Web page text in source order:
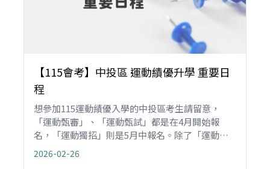
【115會考】中投區 運動績優升學 重要日
程
想參加115運動績優入學的中投區考生請留意，
「運動甄審」、「運動甄試」都是在4月開始報
名，「運動獨招」則是5月中報名。除了「運動甄
審」不用術科測驗外，其他運動獨招和甄試的術科
考試各在5、6月舉辦。現將115基北區運動績優入
2026-02-26